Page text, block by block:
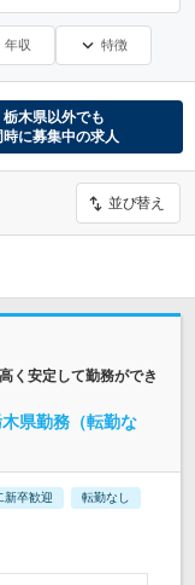
年収 特徴
栃木県以外でも
時に募集中の求人
並び替え
く安定して勤務ができ
県勤務（転勤な
新卒歓迎 転勤なし